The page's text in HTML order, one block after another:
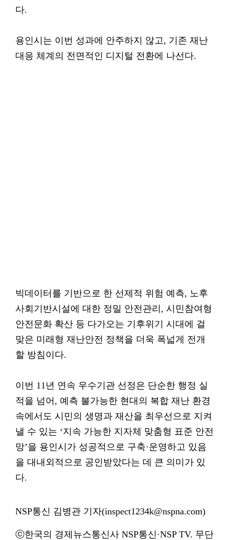
다.
용인시는 이번 성과에 안주하지 않고, 기존 재난
대응 체계의 전면적인 디지털 전환에 나선다.
빅데이터를 기반으로 한 선제적 위험 예측, 노후
사회기반시설에 대한 정밀 안전관리, 시민참여형
안전문화 확산 등 다가오는 기후위기 시대에 걸
맞은 미래형 재난안전 정책을 더욱 폭넓게 전개
할 방침이다.
이번 11년 연속 우수기관 선정은 단순한 행정 실
적을 넘어, 예측 불가능한 현대의 복합 재난 환경
속에서도 시민의 생명과 재산을 최우선으로 지켜
낼 수 있는 ‘지속 가능한 지자체 맞춤형 표준 안전
망’을 용인시가 성공적으로 구축·운영하고 있음
을 대내외적으로 공인받았다는 데 큰 의미가 있
다.
NSP통신 김병관 기자(inspect1234k@nspna.com)
ⓒ한국의 경제뉴스통신사 NSP통신·NSP TV. 무단